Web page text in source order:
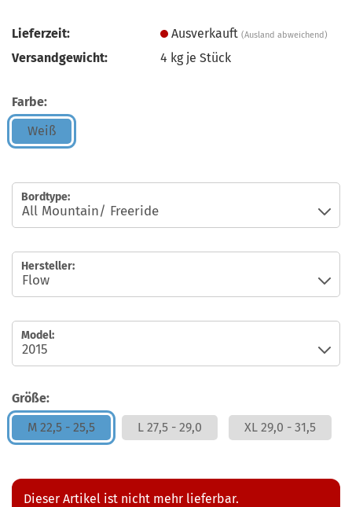
Lieferzeit: Ausverkauft(Ausland abweichend)
Versandgewicht: 4 kg je Stück
Farbe:
Weiß
Bordtype:
Hersteller:
Model:
Größe:
M 22,5 - 25,5
L 27,5 - 29,0 XL 29,0 - 31,5
Dieser Artikel ist nicht mehr lieferbar.